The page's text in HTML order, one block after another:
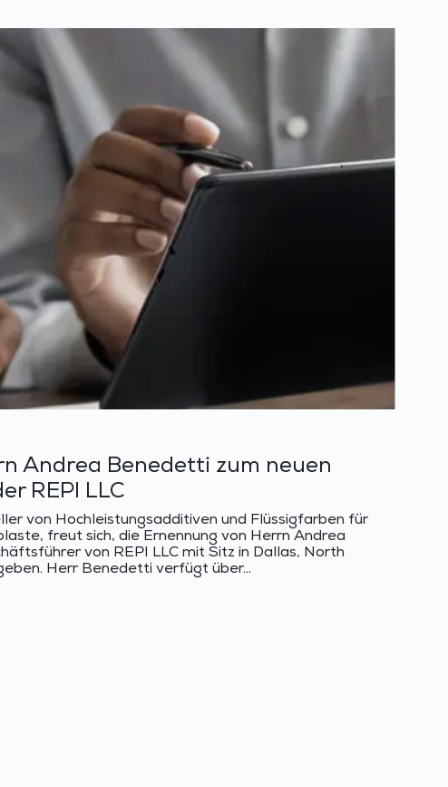
Andrea Benedetti zum neuen
REPI LLC
von Hochleistungsadditiven und Flüssigfarben für
freut sich, die Ernennung von Herrn Andrea
von REPI LLC mit Sitz in Dallas, North
Herr Benedetti verfügt über...